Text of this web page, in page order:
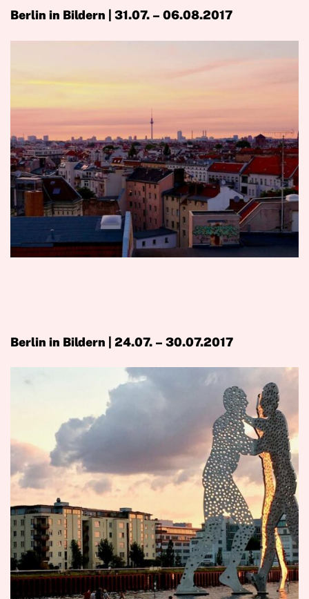
Berlin in Bildern | 31.07. – 06.08.2017
Berlin in Bildern | 24.07. – 30.07.2017